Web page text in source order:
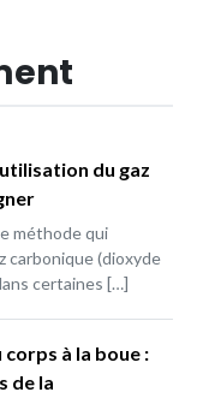
du gaz
méthode qui
carbonique (dioxyde
certaines […]
à la boue :
de la